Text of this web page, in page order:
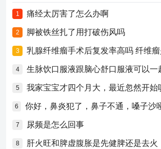
1 痛经太厉害了怎么办啊
2 脚被铁丝扎了用打破伤风吗
3 乳腺纤维瘤手术后复发率高吗 纤维
4 生脉饮口服液跟脑心舒口服液可以一
5 我家宝宝才四个月大，最近忽然开始
6
7 尿频是怎么回事
8 肝火旺和脾虚腹胀是先健脾还是去火